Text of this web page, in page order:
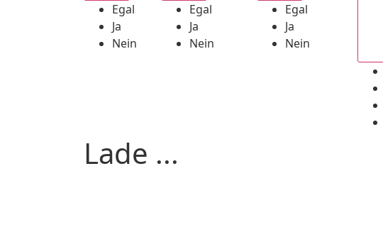
Egal
Ja
Nein
Egal
Ja
Nein
Egal
Ja
Nein
Lade ...